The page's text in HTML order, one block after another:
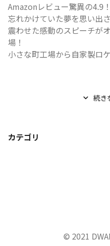
Amazonレビュー驚異の4.9！
忘れかけていた夢を思い出
震わせた感動のスピーチが
場！
小さな町工場から自家製ロ
続き
カテゴリ
© 2021